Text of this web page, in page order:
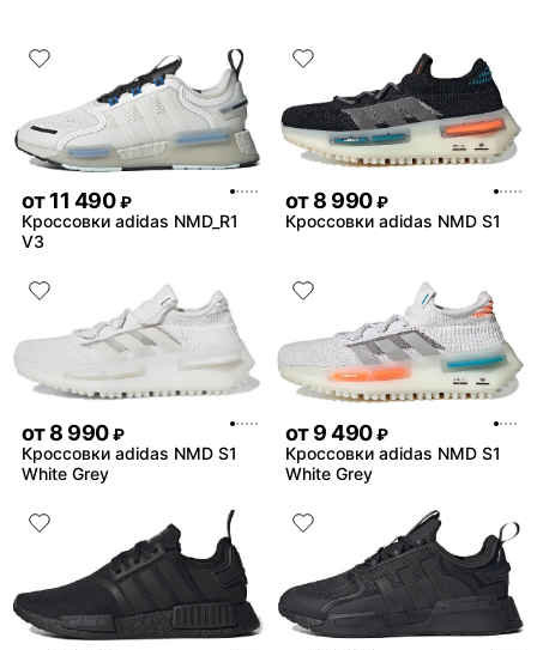
Недостатки:
замша , это все ,но это
времени Комментарий:
фанатов это пушка ,
пожалеете
от11 490 ₽
Кроссовки adidas NMD_R1
V3
от8 990 ₽
Кроссовки adidas NMD S1
от8 990 ₽
Кроссовки adidas NMD S1
White Grey
от9 490 ₽
Кроссовки adidas NMD S1
White Grey